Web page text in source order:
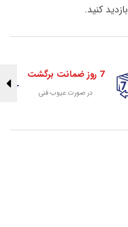
بازدید کنید.
7 روز ضمانت برگشت
در صورت عیوب فنی